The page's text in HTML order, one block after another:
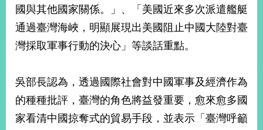
頁
站
導
覽
關
於
本
部
新
聞
中
心
國與其他國家關係。」、「美國近來多次派遣艦艇
通過臺灣海峽，明顯展現出美國阻止中國大陸對臺
灣採取軍事行動的決心」等談話重點。
吳部長認為，透過國際社會對中國軍事及經濟作為
的種種批評，臺灣的角色將益發重要，愈來愈多國
家看清中國掠奪式的貿易手段，並表示「臺灣呼籲